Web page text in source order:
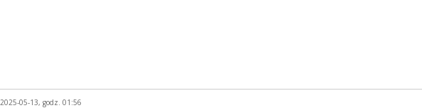
2025-05-13, godz. 01:56